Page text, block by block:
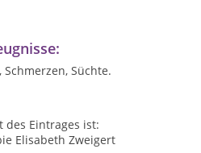
Süchte.
Eintrages ist:
Elisabeth Zweigert